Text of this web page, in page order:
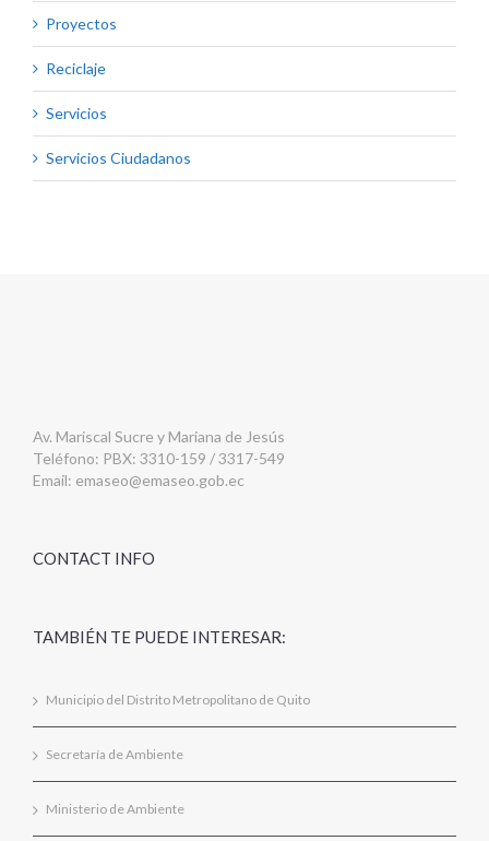
Proyectos
Reciclaje
Servicios
Servicios Ciudadanos
Av. Mariscal Sucre y Mariana de Jesús
Teléfono: PBX: 3310-159 / 3317-549
Email: emaseo@emaseo.gob.ec
CONTACT INFO
TAMBIÉN TE PUEDE INTERESAR:
Municipio del Distrito Metropolitano de Quito
Secretaría de Ambiente
Ministerio de Ambiente